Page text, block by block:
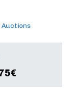
Auctions